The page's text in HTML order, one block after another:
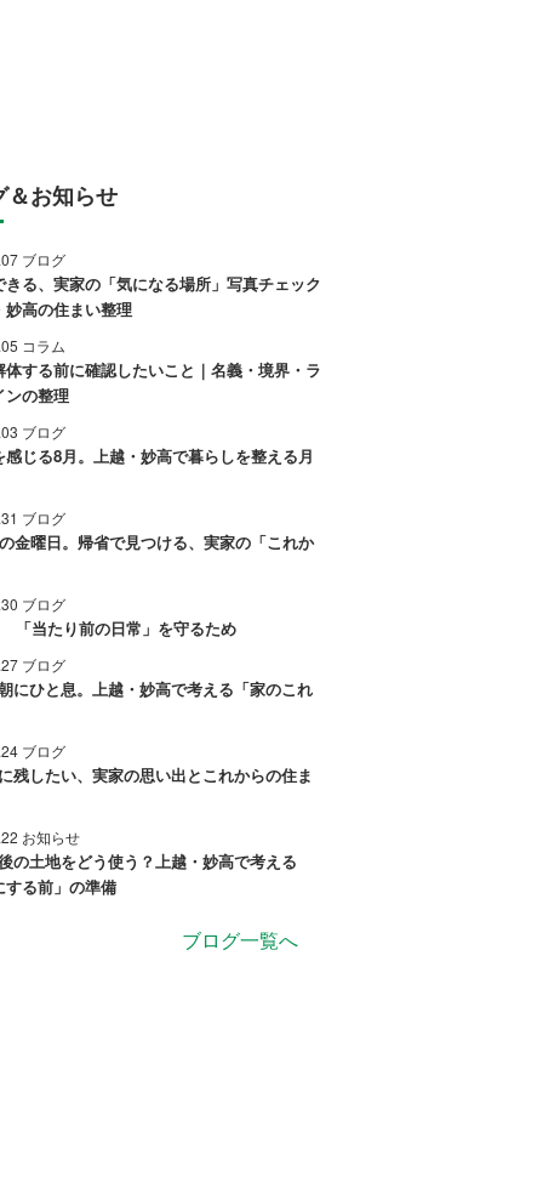
＆お知らせ
ブログ
きる、実家の「気になる場所」写真チェック
妙高の住まい整理
コラム
体する前に確認したいこと｜名義・境界・ラ
ンの整理
ブログ
感じる8月。上越・妙高で暮らしを整える月
ブログ
金曜日。帰省で見つける、実家の「これか
ブログ
「当たり前の日常」を守るため
ブログ
にひと息。上越・妙高で考える「家のこれ
ブログ
残したい、実家の思い出とこれからの住ま
お知らせ
の土地をどう使う？上越・妙高で考える
する前」の準備
ブログ一覧へ